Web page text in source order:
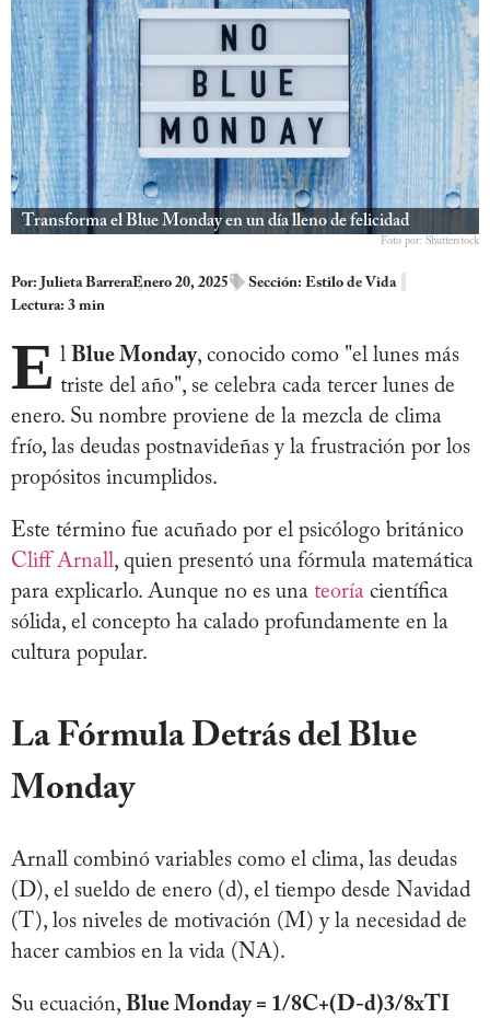
Transforma el Blue Monday en un día lleno de felicidad
Foto por: Shutterstock
Por: Julieta BarreraEnero 20, 2025 Sección: Estilo de Vida
Lectura: 3 min
E l Blue Monday, conocido como "el lunes más
triste del año", se celebra cada tercer lunes de
enero. Su nombre proviene de la mezcla de clima
frío, las deudas postnavideñas y la frustración por los
propósitos incumplidos.
Este término fue acuñado por el psicólogo británico
Cliff Arnall, quien presentó una fórmula matemática
para explicarlo. Aunque no es una teoría científica
sólida, el concepto ha calado profundamente en la
cultura popular.
La Fórmula Detrás del Blue
Monday
Arnall combinó variables como el clima, las deudas
(D), el sueldo de enero (d), el tiempo desde Navidad
(T), los niveles de motivación (M) y la necesidad de
hacer cambios en la vida (NA).
Su ecuación, Blue Monday = 1/8C+(D-d)3/8xTI